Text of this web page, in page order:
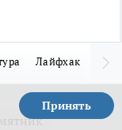
Лайфхак
Принять